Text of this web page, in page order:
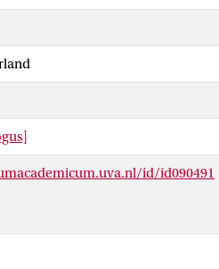
id/id090491